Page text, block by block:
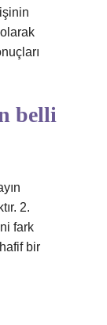
belli
2.
fark
bir